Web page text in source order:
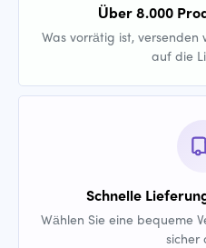
Über 8.000
Was vorrätig ist, versenden
auf die
Schnelle
Wählen Sie eine bequeme
sicher